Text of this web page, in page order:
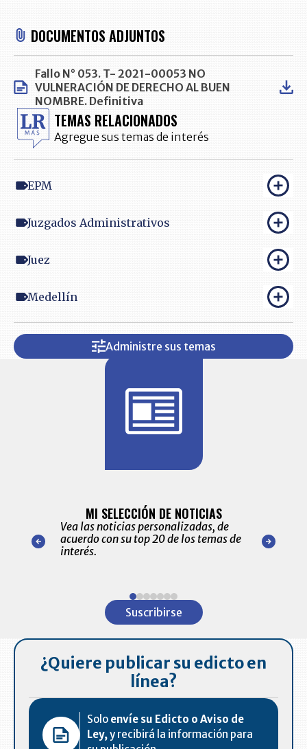
DOCUMENTOS ADJUNTOS
Fallo N° 053. T- 2021-00053 NO
VULNERACIÓN DE DERECHO AL BUEN
NOMBRE. Definitiva
TEMAS RELACIONADOS
Agregue sus temas de interés
EPM
Juzgados Administrativos
Juez
Medellín
Administre sus temas
nuestro
para
MI SELECCIÓN DE NOTICIAS
Vea las noticias personalizadas, de
acuerdo con su top 20 de los temas de
interés.
de las
Suscribirse
¿Quiere publicar su edicto en
línea?
Solo envíe su Edicto o Aviso de
Ley,y recibirá la información para